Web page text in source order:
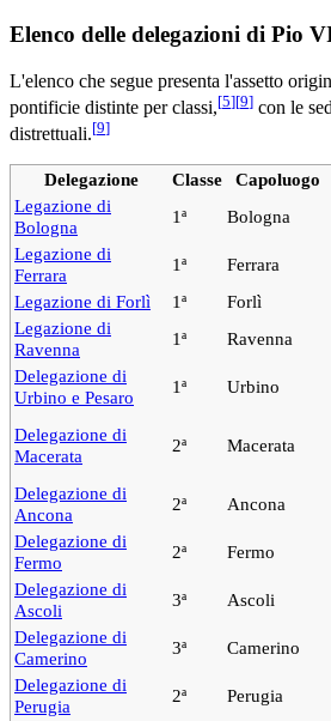
Elenco delle delegazioni di Pio
L'elenco che segue presenta l'assetto
pontificie distinte per classi,[5][9] con le
distrettuali.[9]
Delegazione Classe Capoluogo
Legazione di
Bologna
1ª
Bologna
Legazione di
Ferrara
1ª
Ferrara
Legazione di Forlì
1ª Forlì
Legazione di
Ravenna
1ª Ravenna
Delegazione di
Urbino e Pesaro
1ª Urbino
Delegazione di
Macerata
2ª Macerata
Delegazione di
Ancona
2ª Ancona
Delegazione di
Fermo
2ª
Fermo
Delegazione di
Ascoli
3ª Ascoli
Delegazione di
Camerino
3ª
Camerino
Delegazione di
Perugia
2ª Perugia